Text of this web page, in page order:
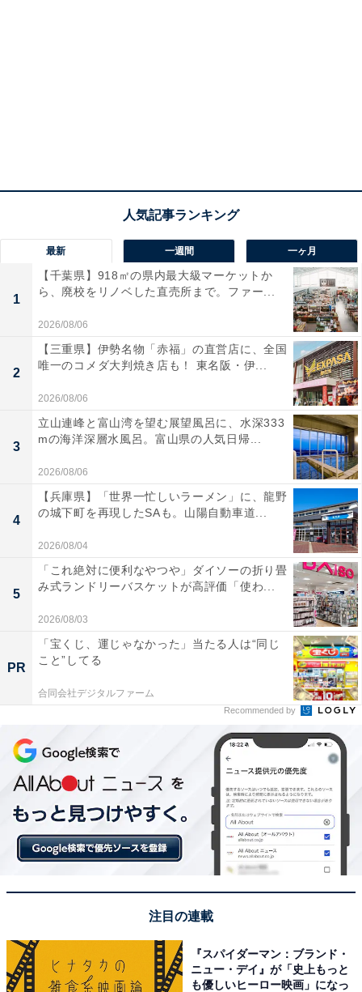
最新 一週間 一ヶ月
1
【千葉県】918㎡の県内最大級マーケットか
ら、廃校をリノベした直売所まで。ファー...
2026/08/06
2
【三重県】伊勢名物「赤福」の直営店に、全国
唯一のコメダ大判焼き店も！ 東名阪・伊...
2026/08/06
3
立山連峰と富山湾を望む展望風呂に、水深333
mの海洋深層水風呂。富山県の人気日帰...
2026/08/06
4
【兵庫県】「世界一忙しいラーメン」に、龍野
の城下町を再現したSAも。山陽自動車道...
2026/08/04
5
「これ絶対に便利なやつや」ダイソーの折り畳
み式ランドリーバスケットが高評価「使わ...
2026/08/03
PR
「宝くじ、運じゃなかった」当たる人は“同じ
こと”してる
合同会社デジタルファーム
Recommended by
注目の連載
『スパイダーマン：ブランド・
ニュー・デイ』が「史上もっと
も優しいヒーロー映画」になっ